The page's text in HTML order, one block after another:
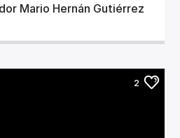
Mario Hernán Gutiérrez
2